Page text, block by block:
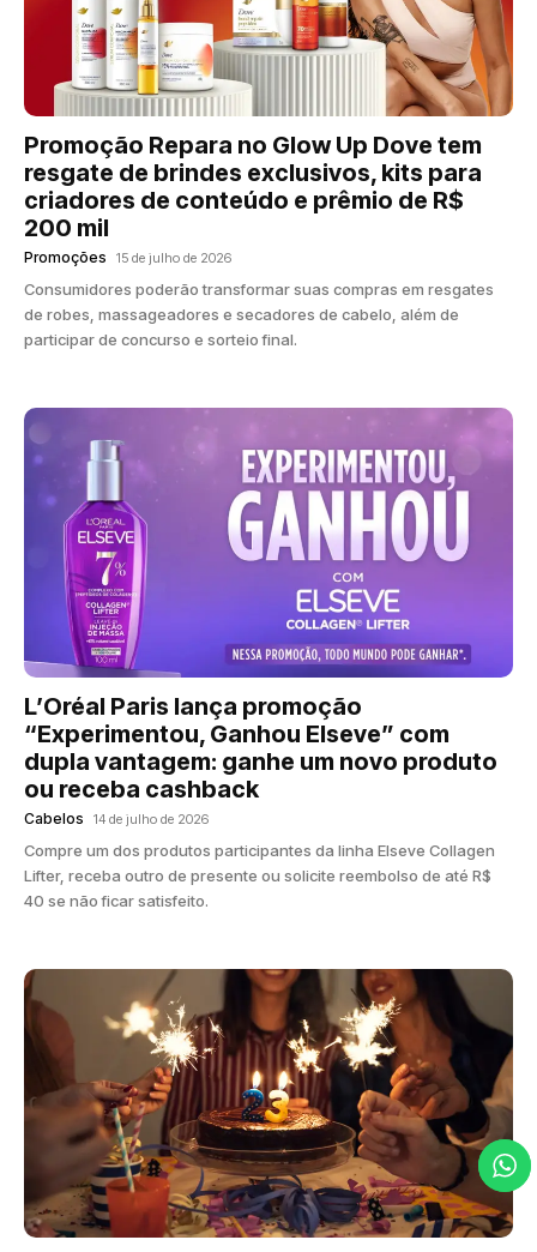
Promoção Repara no Glow Up Dove tem
resgate de brindes exclusivos, kits para
criadores de conteúdo e prêmio de R$
200 mil
Promoções 15 de julho de 2026
Consumidores poderão transformar suas compras em resgates
de robes, massageadores e secadores de cabelo, além de
participar de concurso e sorteio final.
L’Oréal Paris lança promoção
“Experimentou, Ganhou Elseve” com
dupla vantagem: ganhe um novo produto
ou receba cashback
Cabelos 14 de julho de 2026
Compre um dos produtos participantes da linha Elseve Collagen
Lifter, receba outro de presente ou solicite reembolso de até R$
40 se não ficar satisfeito.